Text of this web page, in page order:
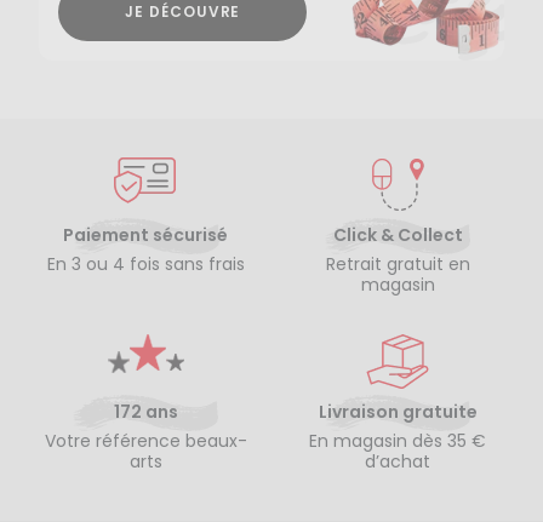
JE DÉCOUVRE
Paiement sécurisé
En 3 ou 4 fois sans frais
Click & Collect
Retrait gratuit en
magasin
172 ans
Votre référence beaux-
arts
Livraison gratuite
En magasin dès 35 €
d’achat